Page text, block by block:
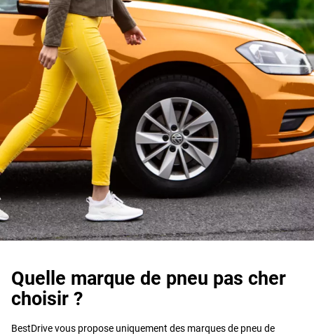
Quelle marque de pneu pas cher
choisir ?
BestDrive vous propose uniquement des marques de pneu de